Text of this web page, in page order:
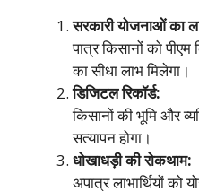
सरकारी योजनाओं का
पात्र किसानों को
का सीधा लाभ मिलेगा।
डिजिटल रिकॉर्ड:
किसानों की भूमि और
सत्यापन होगा।
धोखाधड़ी की रोकथाम:
अपात्र लाभार्थियों को